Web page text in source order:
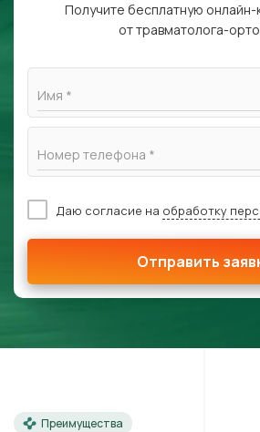
Получите бесплатную онлайн-
от травматолога-
Имя *
Номер телефона *
Даю согласие на обработку
Отправить
Преимущества